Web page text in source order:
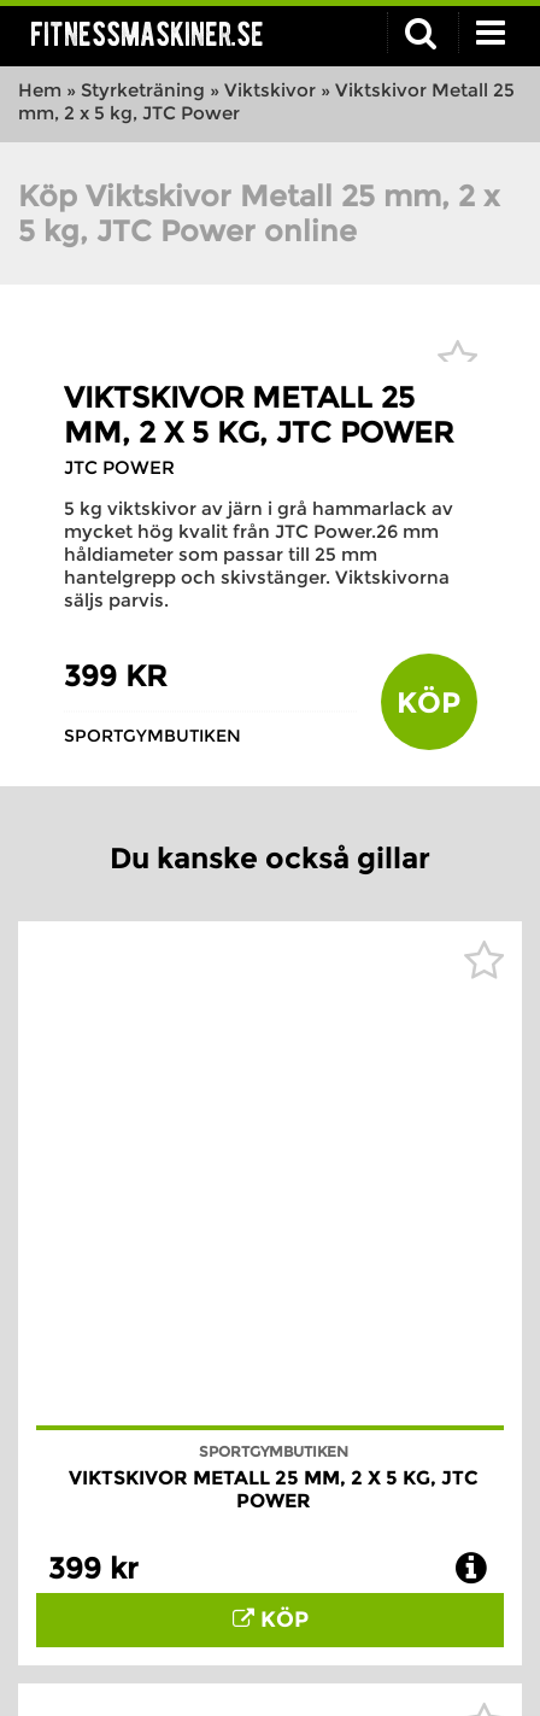
fitnessmaskiner.se
Hem » Styrketräning » Viktskivor » Viktskivor Metall 25
mm, 2 x 5 kg, JTC Power
Köp Viktskivor Metall 25 mm, 2 x
5 kg, JTC Power online
VIKTSKIVOR METALL 25
MM, 2 X 5 KG, JTC POWER
JTC POWER
5 kg viktskivor av järn i grå hammarlack av
mycket hög kvalit från JTC Power.26 mm
håldiameter som passar till 25 mm
hantelgrepp och skivstänger. Viktskivorna
säljs parvis.
399 KR
SPORTGYMBUTIKEN
KÖP
Du kanske också gillar
SPORTGYMBUTIKEN
VIKTSKIVOR METALL 25 MM, 2 X 5 KG, JTC
POWER
399 kr
KÖP